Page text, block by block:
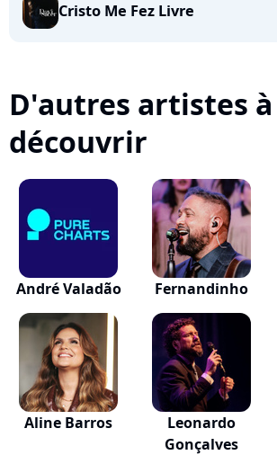
Cristo Me Fez Livre
D'autres artistes à
découvrir
André Valadão Fernandinho
Aline Barros
Leonardo
Gonçalves